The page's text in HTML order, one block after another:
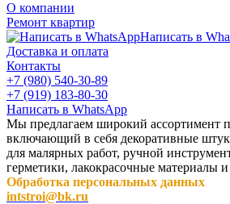
О компании
Ремонт квартир
Написать в
Доставка и оплата
Контакты
+7 (980) 540-30-89
+7 (919) 183-80-30
Написать в WhatsApp
Мы предлагаем широкий ассортимент
включающий в себя декоративные
для малярных работ, ручной
герметики, лакокрасочные материалы
Обработка персональных данных
intstroi@bk.ru